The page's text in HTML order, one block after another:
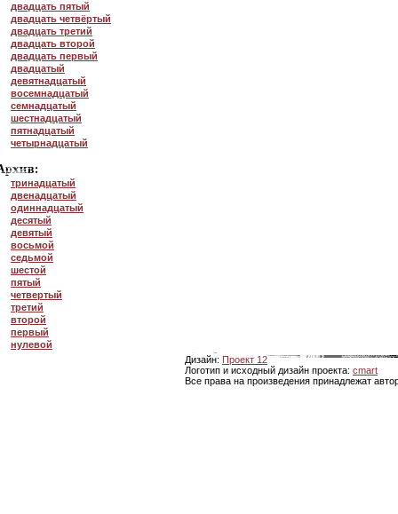
двадцать пятый
двадцать четвёртый
двадцать третий
двадцать второй
двадцать первый
двадцатый
девятнадцатый
восемнадцатый
семнадцатый
шестнадцатый
пятнадцатый
четырнадцатый
тринадцатый
двенадцатый
одиннадцатый
десятый
девятый
восьмой
седьмой
шестой
пятый
четвертый
третий
второй
первый
нулевой
Дизайн: Проект 12
Логотип и исходный дизайн проекта: cmart
Все права на произведения принадлежат